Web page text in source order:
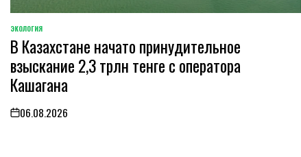
POSTED
IN
ЭКОЛОГИЯ
В Казахстане начато принудительное
взыскание 2,3 трлн тенге с оператора
Кашагана
on06.08.2026